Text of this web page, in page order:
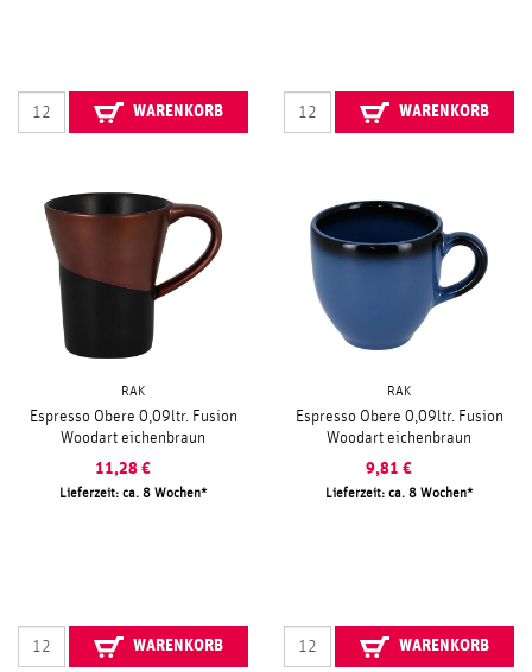
WARENKORB WARENKORB
RAK
Espresso Obere 0,09ltr. Fusion
Woodart eichenbraun
11,28 €
Lieferzeit: ca. 8 Wochen
WARENKORB
RAK
Espresso Obere 0,09ltr. Fusion
Woodart eichenbraun
9,81 €
Lieferzeit: ca. 8 Wochen
WARENKORB